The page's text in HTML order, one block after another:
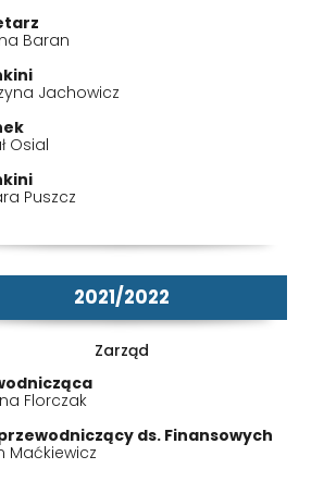
Baran
Jachowicz
Osial
Puszcz
2021/2022
Zarząd
Florczak
ds. Finansowych
Maćkiewicz